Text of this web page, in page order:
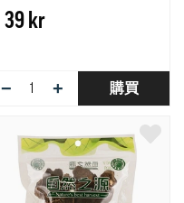
39 kr
− + 購買